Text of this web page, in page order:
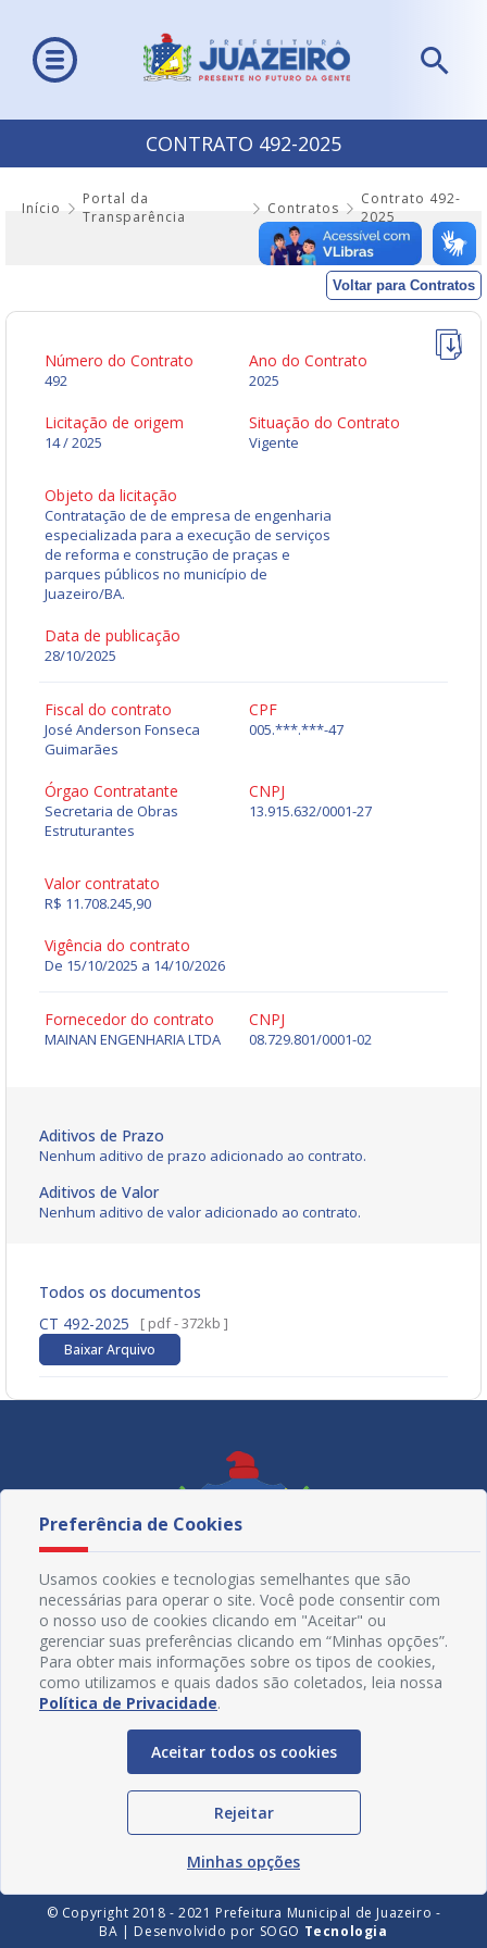
CONTRATO 492-2025
Início
Portal da
Transparência
Contratos
Contrato 492-
2025
Voltar para Contratos
Número do Contrato
492
Ano do Contrato
2025
Licitação de origem
14 / 2025
Situação do Contrato
Vigente
Objeto da licitação
Contratação de de empresa de engenharia
especializada para a execução de serviços
de reforma e construção de praças e
parques públicos no município de
Juazeiro/BA.
Data de publicação
28/10/2025
Fiscal do contrato
José Anderson Fonseca
Guimarães
CPF
005.***.***-47
Órgao Contratante
Secretaria de Obras
Estruturantes
CNPJ
13.915.632/0001-27
Valor contratato
R$ 11.708.245,90
Vigência do contrato
De 15/10/2025 a 14/10/2026
Fornecedor do contrato
MAINAN ENGENHARIA LTDA
CNPJ
08.729.801/0001-02
Aditivos de Prazo
Nenhum aditivo de prazo adicionado ao contrato.
Aditivos de Valor
Nenhum aditivo de valor adicionado ao contrato.
Todos os documentos
CT 492-2025
[ pdf - 372kb ]
Baixar Arquivo
Redes Sociais
© Copyright 2018 - 2021 Prefeitura Municipal de Juazeiro -
BA | Desenvolvido por SOGO Tecnologia
Preferência de Cookies
Usamos cookies e tecnologias semelhantes que são
necessárias para operar o site. Você pode consentir com
o nosso uso de cookies clicando em "Aceitar" ou
gerenciar suas preferências clicando em “Minhas opções”.
Para obter mais informações sobre os tipos de cookies,
como utilizamos e quais dados são coletados, leia nossa
Política de Privacidade.
Aceitar todos os cookies
Rejeitar
Minhas opções